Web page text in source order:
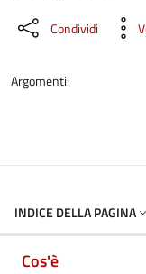
Condividi
Argomenti:
INDICE DELLA PAGINA
Cos'è